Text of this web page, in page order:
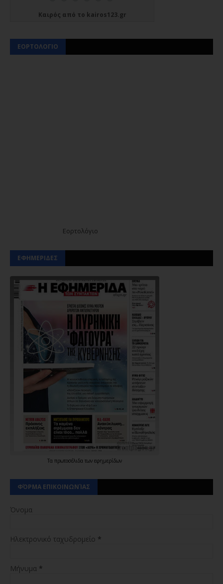
Καιρός από το kairos123.gr
ΕΟΡΤΟΛΟΓΙΟ
Εορτολόγιο
ΕΦΗΜΕΡΙΔΕΣ
Τα πρωτοσέλιδα των εφημερίδων
ΦΌΡΜΑ ΕΠΙΚΟΙΝΩΝΊΑΣ
Όνομα
Ηλεκτρονικό ταχυδρομείο *
Μήνυμα *